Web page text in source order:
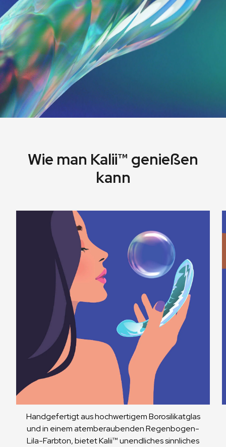
Wie man Kalii™ genießen
kann
Handgefertigt aus hochwertigem Borosilikatglas
und in einem atemberaubenden Regenbogen-
Lila-Farbton, bietet Kalii™ unendliches sinnliches